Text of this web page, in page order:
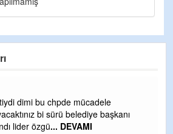
dimi bu chpde mücadele
bi sürü belediye başkanı
lider özgü... DEVAMI